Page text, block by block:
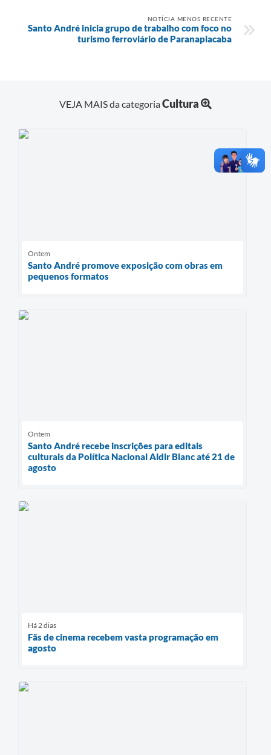
NOTÍCIA MENOS RECENTE
Santo André inicia grupo de trabalho com foco no
turismo ferroviário de Paranapiacaba
VEJA MAIS da categoriaCultura
Ontem
Santo André promove exposição com obras em
pequenos formatos
Ontem
Santo André recebe inscrições para editais
culturais da Política Nacional Aldir Blanc até 21 de
agosto
Há 2 dias
Fãs de cinema recebem vasta programação em
agosto